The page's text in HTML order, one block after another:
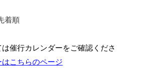
着順
催行カレンダーをご確認くださ
こちらのページ